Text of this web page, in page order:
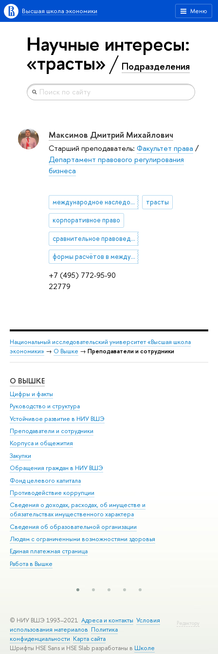
Меню
Высшая школа экономики
Научные интересы:
«трасты» Подразделения
+7 (495) 772-95-90
22779
Максимов Дмитрий Михайлович
Старший преподаватель: Факультет права /
Департамент правового регулирования
бизнеса
международное наследование трасты
корпоративное право
сравнительное правоведение
формы расчётов в международной деловой практике
Национальный исследовательский университет «Высшая школа
экономики» → О Вышке → Преподаватели и сотрудники
О ВЫШКЕ
Цифры и факты
Руководство и структура
Устойчивое развитие в НИУ ВШЭ
Преподаватели и сотрудники
Корпуса и общежития
Закупки
Обращения граждан в НИУ ВШЭ
Фонд целевого капитала
Противодействие коррупции
Сведения о доходах, расходах, об имуществе и
обязательствах имущественного характера
Сведения об образовательной организации
Людям с ограниченными возможностями здоровья
Единая платежная страница
Работа в Вышке
Редактору
© НИУ ВШЭ 1993–2021 Адреса и контакты Условия
использования материалов Политика
конфиденциальности Карта сайта
Шрифты HSE Sans и HSE Slab разработаны в Школе